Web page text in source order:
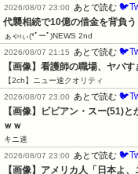
2026/08/07 23:00
あとで読む
代襲相続で10億の借金を背負
ぁゃιぃ(*ﾟーﾟ)NEWS 2nd
2026/08/07 21:15
あとで読む
【画像】看護師の職場、ヤバ
【2ch】ニュー速クオリティ
2026/08/07 23:00
あとで読む
【画像】ビビアン・スー(51)
ｗｗ
キニ速
2026/08/07 23:00
あとで読む
【画像】アメリカ人「日本よ